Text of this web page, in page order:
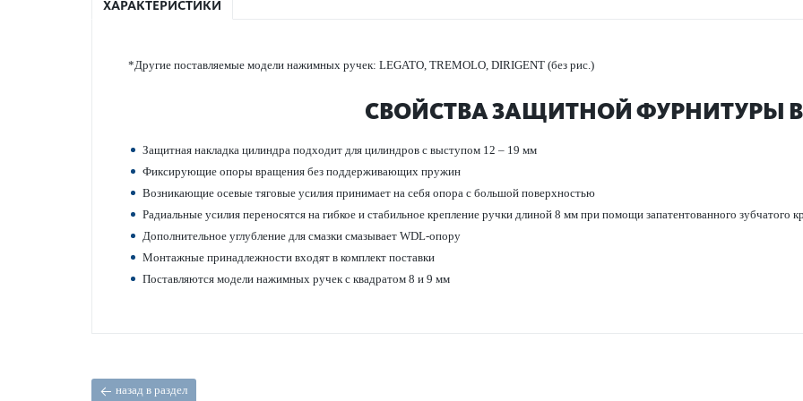
ХАРАКТЕРИСТИКИ
*Другие пос­т­авляемые модели нажимных ручек: LEGATO, TREMOLO, DIRIGENT (без рис.)
СВОЙСТВА ЗАЩИТНОЙ ФУРНИТУРЫ
Защитная накладка цилиндра подходит для цилиндров с выступом 12 – 19 мм
Фиксирующие опоры вращения без поддерживающих пружин
Возн­и­к­ающие осевые тяговые усилия принимает на себя опора с большой пове­рхно­стью
Радиальные усилия пер­еносятся на гибкое и стабильное креп­ление ручки длиной 8 мм при помощи запатентованного зуб­чатого
Дополнительное углуб­л­ение для смазки смазывает WDL-опору
Монтажные принадлежности входят в комплект пос­т­авки
Пос­т­авляются модели нажимных ручек с квадратом 8 и 9 мм
назад в раздел